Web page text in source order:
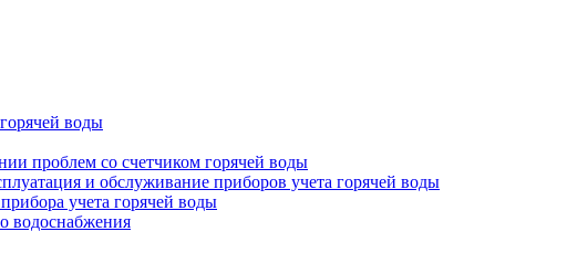
воды
проблем со счетчиком горячей воды
и обслуживание приборов учета горячей воды
учета горячей воды
водоснабжения